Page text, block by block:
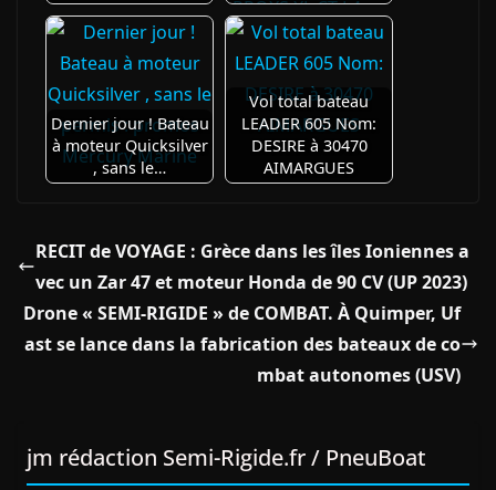
Dernier jour ! Bateau
à moteur Quicksilver
, sans le…
Vol total bateau
LEADER 605 Nom:
DESIRE à 30470
AIMARGUES
RECIT de VOYAGE : Grèce dans les îles Ioniennes a
vec un Zar 47 et moteur Honda de 90 CV (UP 2023)
Drone « SEMI-RIGIDE » de COMBAT. À Quimper, Uf
ast se lance dans la fabrication des bateaux de co
mbat autonomes (USV)
jm rédaction Semi-Rigide.fr / PneuBoat